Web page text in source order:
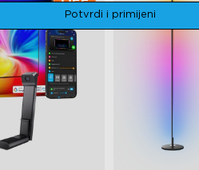
Potvrdi i primijeni